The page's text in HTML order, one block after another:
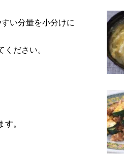
い分量を小分けに
ださい。
。